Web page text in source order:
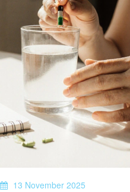
13 November 2025